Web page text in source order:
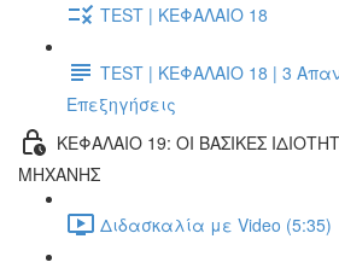
TEST | ΚΕΦΑΛΑΙΟ 18
TEST | ΚΕΦΑΛΑΙΟ 18 | 3
Επεξηγήσεις
ΚΕΦΑΛΑΙΟ 19: ΟΙ ΒΑΣΙΚΕΣ
ΜΗΧΑΝΗΣ
Διδασκαλία με Video (5:35)